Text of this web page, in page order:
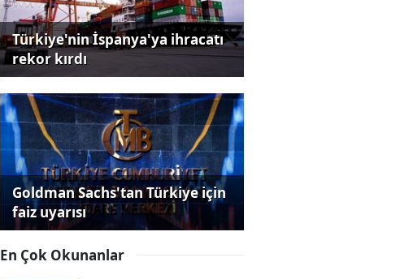
Türkiye'nin İspanya'ya ihracatı
rekor kırdı
Goldman Sachs'tan Türkiye için
faiz uyarısı
En Çok Okunanlar